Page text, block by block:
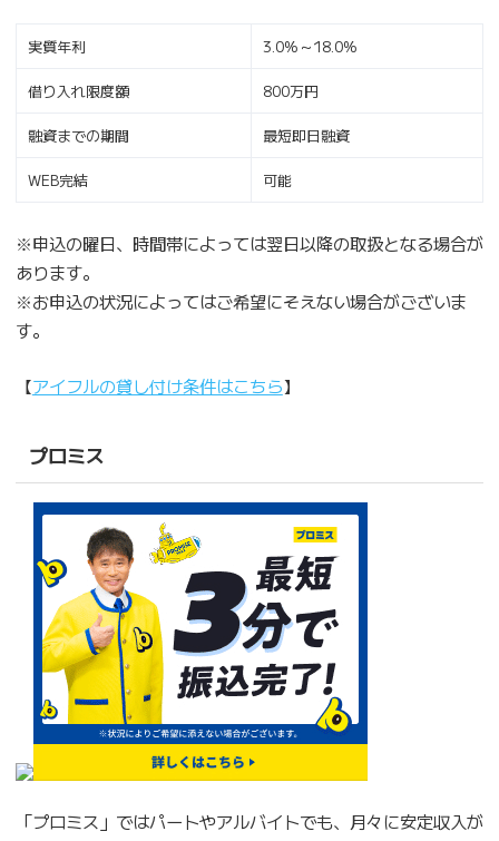
実質年利 3.0%～18.0%
借り入れ限度額 800万円
融資までの期間 最短即日融資
WEB完結 可能
※申込の曜日、時間帯によっては翌日以降の取扱となる場合が
あります。
※お申込の状況によってはご希望にそえない場合がございま
す。
【アイフルの貸し付け条件はこちら】
プロミス
「プロミス」ではパートやアルバイトでも、月々に安定収入が